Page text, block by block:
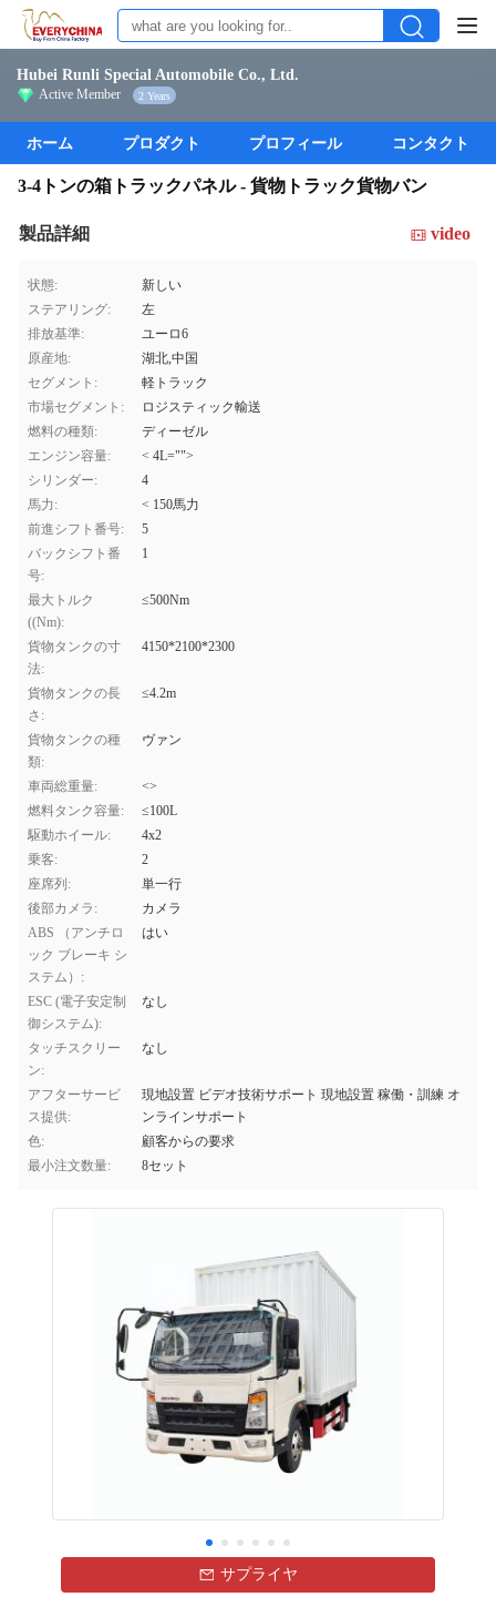
Hubei Runli Special Automobile Co., Ltd.
Active Member 2 Years
ホーム プロダクト プロフィール コンタクト
3-4トンの箱トラックパネル - 貨物トラック貨物バン
製品詳細 video
状態:
新しい
ステアリング:
左
排放基準:
ユーロ6
原産地:
湖北,中国
セグメント:
軽トラック
市場セグメント:
ロジスティック輸送
燃料の種類:
ディーゼル
エンジン容量:
< 4L="">
シリンダー:
4
馬力:
< 150馬力
前進シフト番号:
5
バックシフト番
号:
1
最大トルク
((Nm):
≤500Nm
貨物タンクの寸
法:
4150*2100*2300
貨物タンクの長
さ:
≤4.2m
貨物タンクの種
類:
ヴァン
車両総重量:
<>
燃料タンク容量:
≤100L
駆動ホイール:
4x2
乗客:
2
座席列:
単一行
後部カメラ:
カメラ
ABS （アンチロ
ック ブレーキ シ
ステム）:
はい
ESC (電子安定制
御システム):
なし
タッチスクリー
ン:
なし
アフターサービ
ス提供:
現地設置 ビデオ技術サポート 現地設置 稼働・訓練 オ
ンラインサポート
色:
顧客からの要求
最小注文数量:
8セット
サプライヤ